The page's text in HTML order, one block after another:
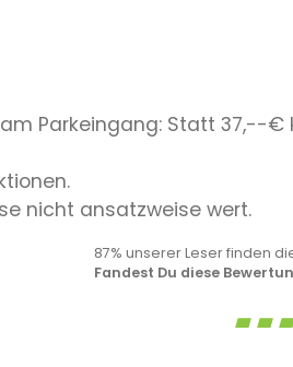
am Parkeingang: Statt
nicht ansatzweise wert.
87% unserer Leser finden
Fandest Du diese